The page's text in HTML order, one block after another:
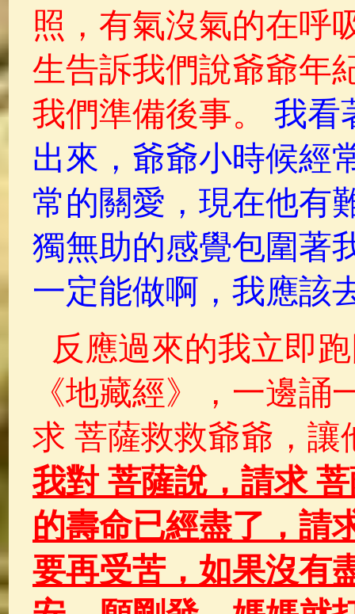
照，有氣沒氣的在呼
生告訴我們說爺爺年
我們準備後事。
我看
出來，爺爺小時候經
常的關愛，現在他有
獨無助的感覺包圍著
一定能做啊，我應該
反應過來的我立即
《地藏經》，一邊
求 菩薩救救爺爺，讓
我對 菩薩說，請求
的壽命已經盡了，請
要再受苦，如果沒有